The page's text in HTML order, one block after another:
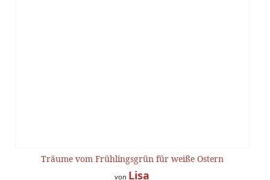
Träume vom Frühlingsgrün für weiße Ostern
von Lisa